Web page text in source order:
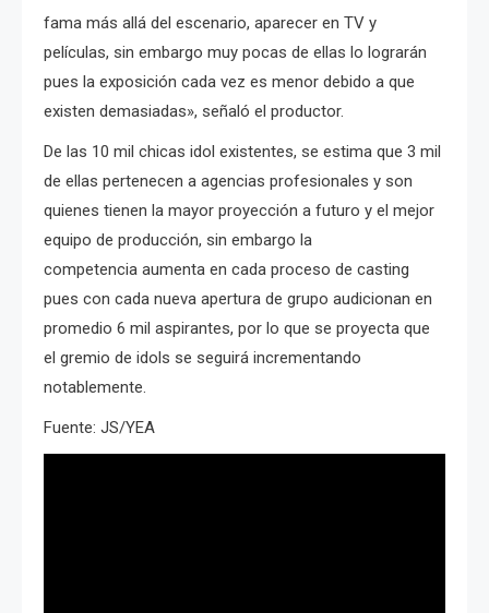
fama más allá del escenario, aparecer en TV y
películas, sin embargo muy pocas de ellas lo lograrán
pues la exposición cada vez es menor debido a que
existen demasiadas», señaló el productor.
De las 10 mil chicas idol existentes, se estima que 3 mil
de ellas pertenecen a agencias profesionales y son
quienes tienen la mayor proyección a futuro y el mejor
equipo de producción, sin embargo la
competencia aumenta en cada proceso de casting
pues con cada nueva apertura de grupo audicionan en
promedio 6 mil aspirantes, por lo que se proyecta que
el gremio de idols se seguirá incrementando
notablemente.
Fuente: JS/YEA